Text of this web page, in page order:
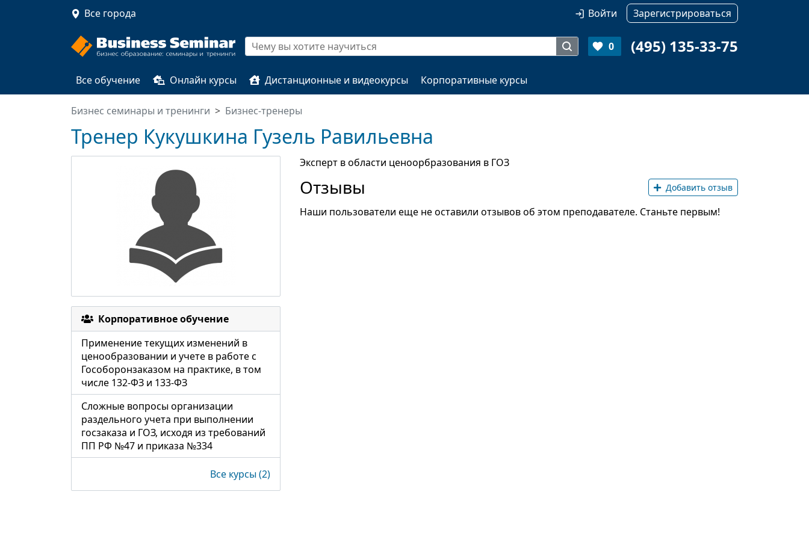
Все города Войти Зарегистрироваться
0 (495) 135-33-75
Все обучение Онлайн курсы Дистанционные и видеокурсы Корпоративные курсы
Бизнес семинары и тренинги Бизнес-тренеры
Тренер Кукушкина Гузель Равильевна
Корпоративное обучение
Применение текущих изменений в
ценообразовании и учете в работе с
Гособоронзаказом на практике, в том
числе 132-ФЗ и 133-ФЗ
Сложные вопросы организации
раздельного учета при выполнении
госзаказа и ГОЗ, исходя из требований
ПП РФ №47 и приказа №334
Все курсы (2)
Эксперт в области ценоорбразования в ГОЗ
Отзывы Добавить отзыв
Наши пользователи еще не оставили отзывов об этом преподавателе. Станьте первым!